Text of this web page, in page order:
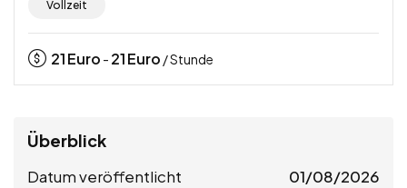
Vollzeit
21Euro - 21Euro / Stunde
Überblick
Datum veröffentlicht 01/08/2026